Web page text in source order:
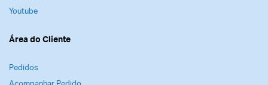
Youtube
Área do Cliente
Pedidos